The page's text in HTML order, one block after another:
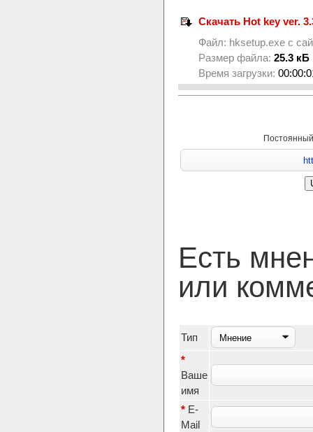
Скачать Hot key ver.
Файл: hksetup.exe с
Размер файла: 25.3 кБ
Время загрузки:
Есть
или
Тип
*
Ваше
имя
* E-
Mail